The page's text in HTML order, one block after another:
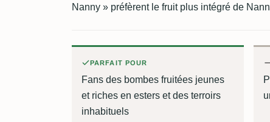
Nanny » préfèrent le fruit plus intégré de
PARFAIT POUR
Fans des bombes fruitées jeunes
et riches en esters et des terroirs
inhabituels